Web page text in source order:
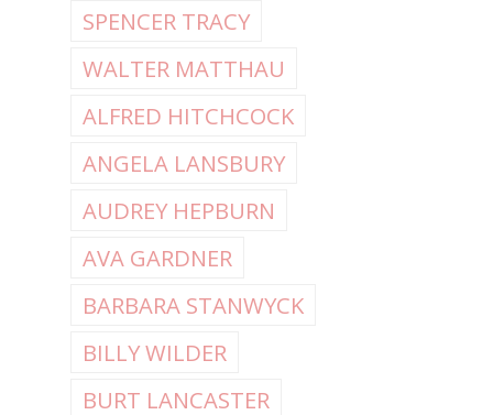
SPENCER TRACY
WALTER MATTHAU
ALFRED HITCHCOCK
ANGELA LANSBURY
AUDREY HEPBURN
AVA GARDNER
BARBARA STANWYCK
BILLY WILDER
BURT LANCASTER